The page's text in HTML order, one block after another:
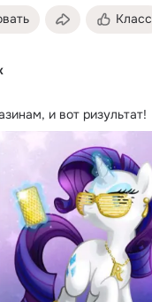
Класс
и вот ризультат!